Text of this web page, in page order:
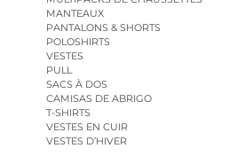
MANTEAUX
PANTALONS & SHORTS
POLOSHIRTS
VESTES
PULL
SACS À DOS
CAMISAS DE ABRIGO
T-SHIRTS
VESTES EN CUIR
VESTES D’HIVER